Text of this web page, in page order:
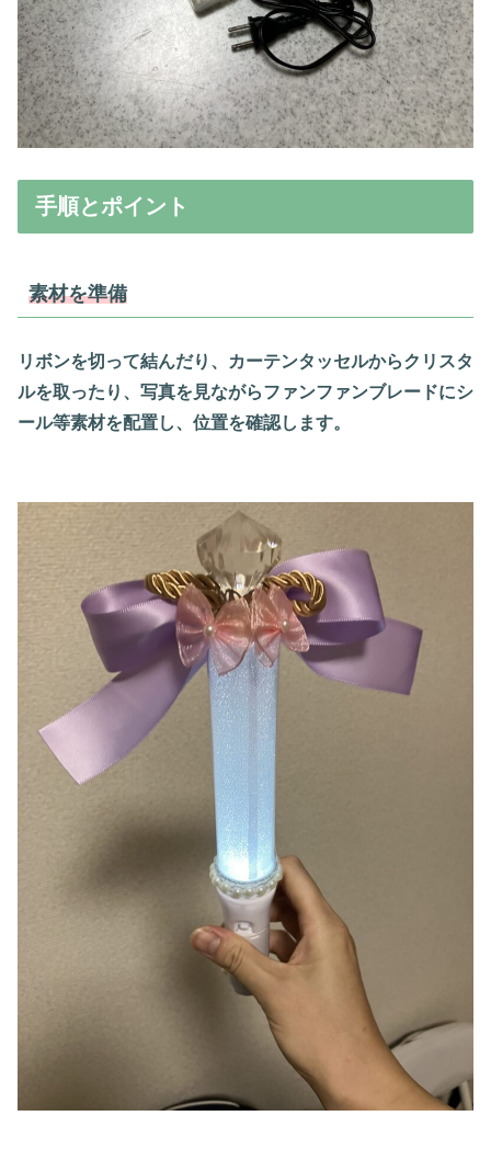
手順とポイント
素材を準備
リボンを切って結んだり、カーテンタッセルからクリスタ
ルを取ったり、写真を見ながらファンファンブレードにシ
ール等素材を配置し、位置を確認します。